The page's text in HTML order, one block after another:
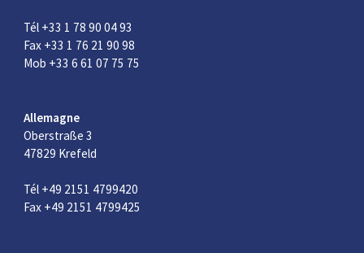
Tél +33 1 78 90 04 93
Fax +33 1 76 21 90 98
Mob +33 6 61 07 75 75
Allemagne
Oberstraße 3
47829 Krefeld
Tél +49 2151 4799420
Fax +49 2151 4799425